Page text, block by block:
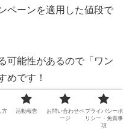
ペーンを適用した値段で
可能性があるので「ワン
めです！
クスでまとめ買い
方 活動報告
お問い合わせペ
ージ
プライバシーポ
リシー・免責事
項